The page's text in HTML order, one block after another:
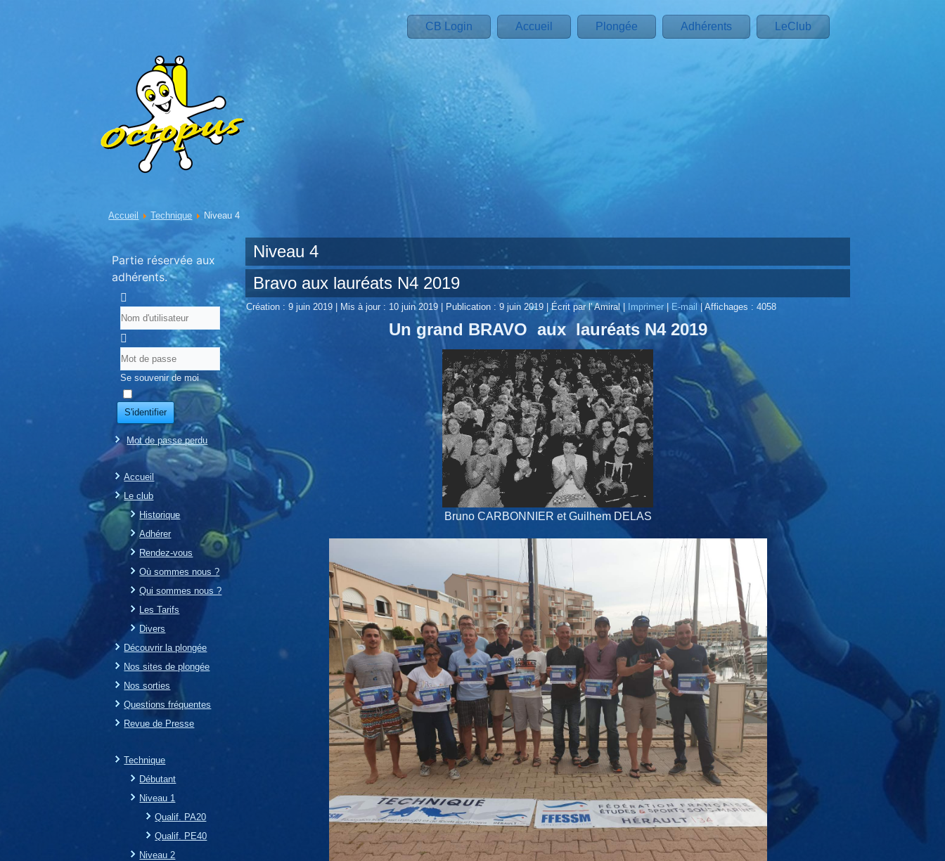
CB Login Accueil Plongée Adhérents LeClub
Accueil Technique Niveau 4
Partie réservée aux
adhérents.
Se souvenir de moi
S'identifier
Mot de passe perdu
Accueil
Le club
Historique
Adhérer
Rendez-vous
Où sommes nous ?
Qui sommes nous ?
Les Tarifs
Divers
Découvrir la plongée
Nos sites de plongée
Nos sorties
Questions fréquentes
Revue de Presse
Technique
Débutant
Niveau 1
Qualif. PA20
Qualif. PE40
Niveau 2
Niveau 4
Bravo aux lauréats N4 2019
Création : 9 juin 2019 Mis à jour : 10 juin 2019 Publication : 9 juin 2019 |Écrit par l' Amiral| Imprimer E-mail|Affichages : 4058
Un grand BRAVO aux lauréats N4 2019
Bruno CARBONNIER et Guilhem DELAS